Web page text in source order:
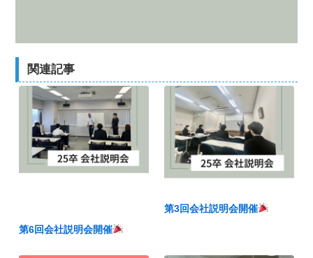
関連記事
第6回会社説明会開催
第3回会社説明会開催